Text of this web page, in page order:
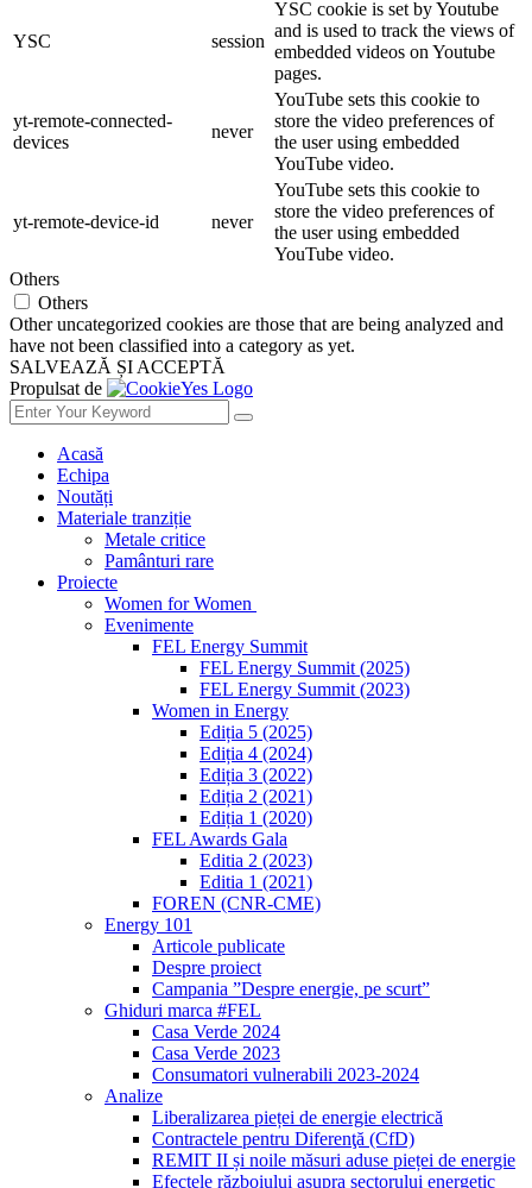
YSC session
YSC cookie is set by Youtube
and is used to track the views of
embedded videos on Youtube
pages.
yt-remote-connected-
devices
never
YouTube sets this cookie to
store the video preferences of
the user using embedded
YouTube video.
yt-remote-device-id never
YouTube sets this cookie to
store the video preferences of
the user using embedded
YouTube video.
Others
Others
Other uncategorized cookies are those that are being analyzed and
have not been classified into a category as yet.
SALVEAZĂ ȘI ACCEPTĂ
Propulsat de
Acasă
Echipa
Noutăți
Materiale tranziție
Metale critice
Pamânturi rare
Proiecte
Women for Women
Evenimente
FEL Energy Summit
FEL Energy Summit (2025)
FEL Energy Summit (2023)
Women in Energy
Ediția 5 (2025)
Ediția 4 (2024)
Ediția 3 (2022)
Ediția 2 (2021)
Ediția 1 (2020)
FEL Awards Gala
Editia 2 (2023)
Editia 1 (2021)
FOREN (CNR-CME)
Energy 101
Articole publicate
Despre proiect
Campania ”Despre energie, pe scurt”
Ghiduri marca #FEL
Casa Verde 2024
Casa Verde 2023
Consumatori vulnerabili 2023-2024
Analize
Liberalizarea pieței de energie electrică
Contractele pentru Diferenţă (CfD)
REMIT II și noile măsuri aduse pieței de energie
Efectele războiului asupra sectorului energetic